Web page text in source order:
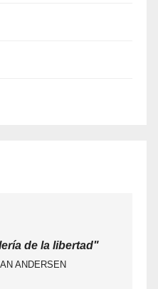
de la libertad"
ANDERSEN